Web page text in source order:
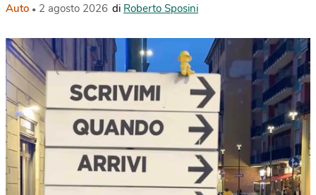
Auto 2 agosto 2026 di Roberto Sposini